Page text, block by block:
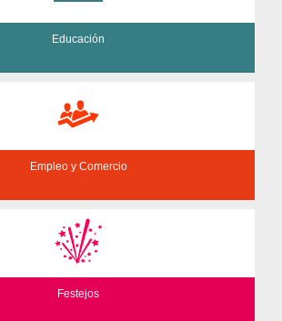
Educación
Empleo y Comercio
Festejos